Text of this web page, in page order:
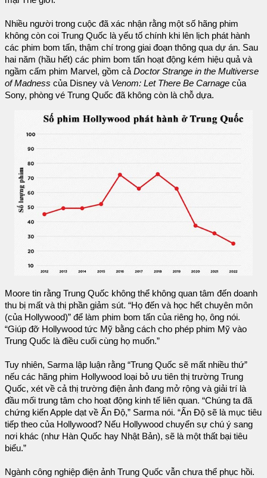
Nhiều người trong cuộc đã xác nhận rằng một số hãng phim
không còn coi Trung Quốc là yếu tố chính khi lên lịch phát hành
các phim bom tấn, thậm chí trong giai đoạn thông qua dự án. Sau
hai năm (hầu hết) các phim bom tấn hoạt động kém hiệu quả và
ngầm cấm phim Marvel, gồm cảDoctor Strange in the Multiverse
of Madness của Disney và Venom: Let There Be Carnage của
Sony, phòng vé Trung Quốc đã không còn là chỗ dựa.
Moore tin rằng Trung Quốc không thể không quan tâm đến doanh
thu bị mất và thị phần giảm sút. “Họ đến và học hết chuyên môn
(của Hollywood)” để làm phim bom tấn của riêng họ, ông nói.
“Giúp đỡ Hollywood tức Mỹ bằng cách cho phép phim Mỹ vào
Trung Quốc là điều cuối cùng họ muốn.”
Tuy nhiên, Sarma lập luận rằng “Trung Quốc sẽ mất nhiều thứ”
nếu các hãng phim Hollywood loại bỏ ưu tiên thị trường Trung
Quốc, xét về cả thị trường điện ảnh đang mở rộng và giải trí là
đầu mối trung tâm cho hoạt động kinh tế liên quan. “Chúng ta đã
chứng kiến Apple dạt về Ấn Độ,” Sarma nói. “Ấn Độ sẽ là mục tiêu
tiếp theo của Hollywood? Nếu Hollywood chuyển sự chú ý sang
nơi khác (như Hàn Quốc hay Nhật Bản), sẽ là một thất bại tiêu
biểu.”
Ngành công nghiệp điện ảnh Trung Quốc vẫn chưa thể phục hồi.